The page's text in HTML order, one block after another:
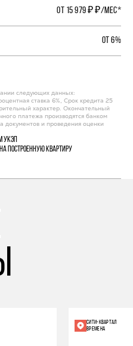
ОТ 15 979 ₽ ₽/МЕС*
ОТ 6%
следующих данных:
ставка 6%, Срок кредита 25
характер. Окончательный
платежа производятся банком
документов и проведения оценки
УКЭП
построенную квартиру
СИТИ-КВАРТАЛ
ВРЕМЕНА